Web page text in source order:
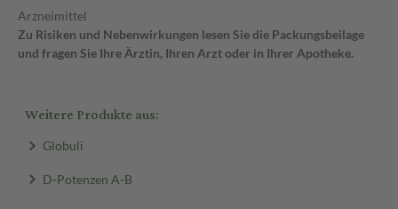
Arzneimittel
Zu Risiken und Nebenwirkungen lesen Sie die Packungsbeilage
und fragen Sie Ihre Ärztin, Ihren Arzt oder in Ihrer Apotheke.
Weitere Produkte aus:
Globuli
D-Potenzen A-B